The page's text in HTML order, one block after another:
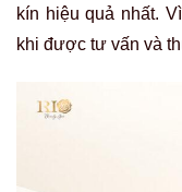
kín hiệu quả nhất.
khi được tư vấn và